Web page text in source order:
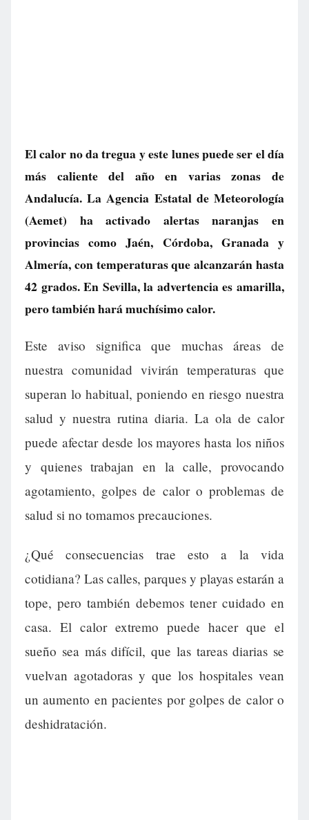
El calor no da tregua y este lunes puede ser el día
más caliente del año en varias zonas de
Andalucía. La Agencia Estatal de Meteorología
(Aemet) ha activado alertas naranjas en
provincias como Jaén, Córdoba, Granada y
Almería, con temperaturas que alcanzarán hasta
42 grados. En Sevilla, la advertencia es amarilla,
pero también hará muchísimo calor.
Este aviso significa que muchas áreas de
nuestra comunidad vivirán temperaturas que
superan lo habitual, poniendo en riesgo nuestra
salud y nuestra rutina diaria. La ola de calor
puede afectar desde los mayores hasta los niños
y quienes trabajan en la calle, provocando
agotamiento, golpes de calor o problemas de
salud si no tomamos precauciones.
¿Qué consecuencias trae esto a la vida
cotidiana? Las calles, parques y playas estarán a
tope, pero también debemos tener cuidado en
casa. El calor extremo puede hacer que el
sueño sea más difícil, que las tareas diarias se
vuelvan agotadoras y que los hospitales vean
un aumento en pacientes por golpes de calor o
deshidratación.